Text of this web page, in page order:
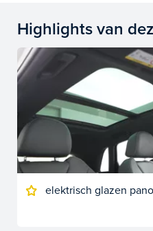
Highlights van
elektrisch glazen